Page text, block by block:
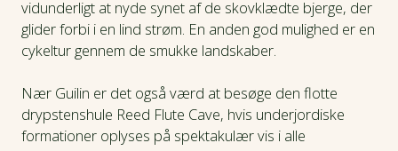
vidunderligt at nyde synet af de skovklædte bjerge, der
glider forbi i en lind strøm. En anden god mulighed er en
cykeltur gennem de smukke landskaber.
Nær Guilin er det også værd at besøge den flotte
drypstenshule Reed Flute Cave, hvis underjordiske
formationer oplyses på spektakulær vis i alle